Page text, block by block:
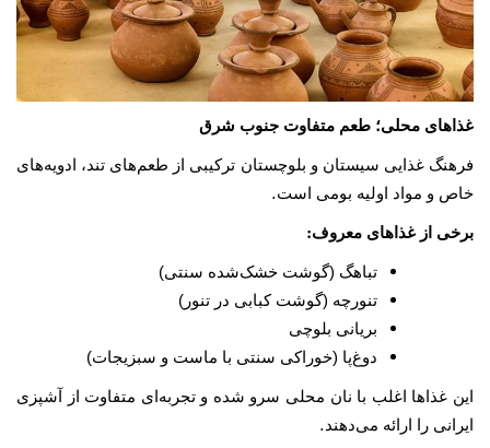
غذاهای محلی؛ طعم متفاوت جنوب شرق
فرهنگ غذایی سیستان و بلوچستان ترکیبی از طعم‌های تند، ادویه‌های
خاص و مواد اولیه بومی است.
برخی از غذاهای معروف:
تباهگ (گوشت خشک‌شده سنتی)
تنورچه (گوشت کبابی در تنور)
بریانی بلوچی
دوغ‌پا (خوراکی سنتی با ماست و سبزیجات)
این غذاها اغلب با نان محلی سرو شده و تجربه‌ای متفاوت از آشپزی
ایرانی را ارائه می‌دهند.